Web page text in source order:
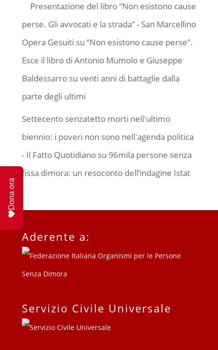
Presentazione del libro “Non esistono cause
perse. Gli avvocati e la strada” - San Marcellino
Opera Gesuiti su “Non esistono cause perse”.
Esce il libro di Antonio Mumolo e Giuseppe
Baldessarro su venti anni di battaglie dalla
parte degli ultimi
Settecento senzatetto morti nell'ultimo
biennio: i poveri non sono nell'agenda politica
- Il Fatto Quotidianosu 96mila persone senza
fissa dimora: un resoconto dell’indagine Istat
Aderente a:
Servizio Civile Universale
Dona ora